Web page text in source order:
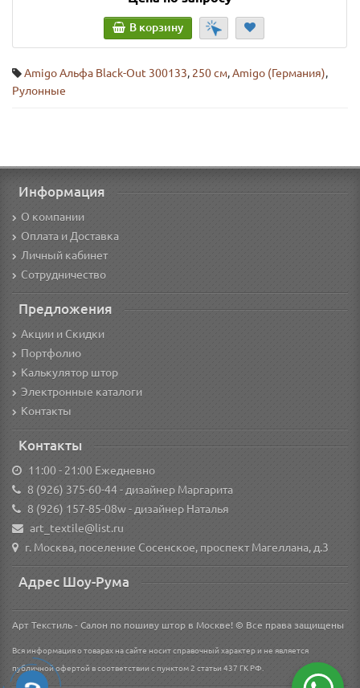
В корзину
Amigo Альфа Black-Out 300133, 250 см,Amigo (Германия),
Рулонные
Информация
О компании
Оплата и Доставка
Личный кабинет
Сотрудничество
Предложения
Акции и Скидки
Портфолио
Калькулятор штор
Электронные каталоги
Контакты
Контакты
11:00 - 21:00 Ежедневно
8 (926) 375-60-44- дизайнер Маргарита
8 (926) 157-85-08w- дизайнер Наталья
art_textile@list.ru
г. Москва, поселение Сосенское, проспект Магеллана, д.3
Адрес Шоу-Рума
Арт Текстиль - Салон по пошиву штор в Москве! © Все права защищены
Вся информация о товарах на сайте носит справочный характер и не является
публичной офертой в соответствии с пунктом 2 статьи 437 ГК РФ.